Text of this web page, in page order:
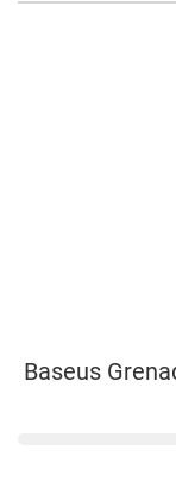
Baseus